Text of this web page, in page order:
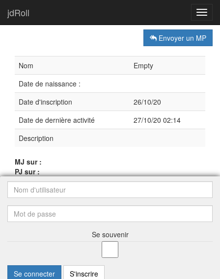
jdRoll
Envoyer un MP
Nom
Empty
Date de naissance :
Date d'inscription
26/10/20
Date de dernière activité
27/10/20 02:14
Description
MJ sur :
PJ sur :
Se souvenir
Se connecter S'inscrire